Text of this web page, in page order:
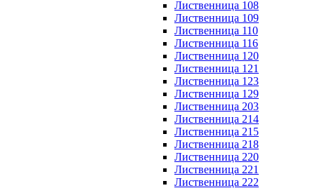
Лиственница 108
Лиственница 109
Лиственница 110
Лиственница 116
Лиственница 120
Лиственница 121
Лиственница 123
Лиственница 129
Лиственница 203
Лиственница 214
Лиственница 215
Лиственница 218
Лиственница 220
Лиственница 221
Лиственница 222